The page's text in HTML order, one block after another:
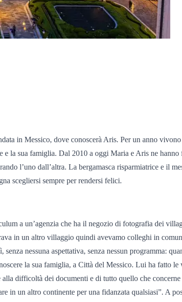
in Messico, dove conoscerà Aris. Per un anno
la sua famiglia. Dal 2010 a oggi Maria e Aris ne hanno
l’uno dall’altra. La bergamasca risparmiatrice e il
scegliersi sempre per rendersi felici.
a un’agenzia che ha il negozio di fotografia dei
in un altro villaggio quindi avevamo colleghi in
nessuna aspettativa, senza nessun programma:
la sua famiglia, a Città del Messico. Lui ha fatto
difficoltà dei documenti e di tutto quello che
un altro continente per una fidanzata qualsiasi”. A